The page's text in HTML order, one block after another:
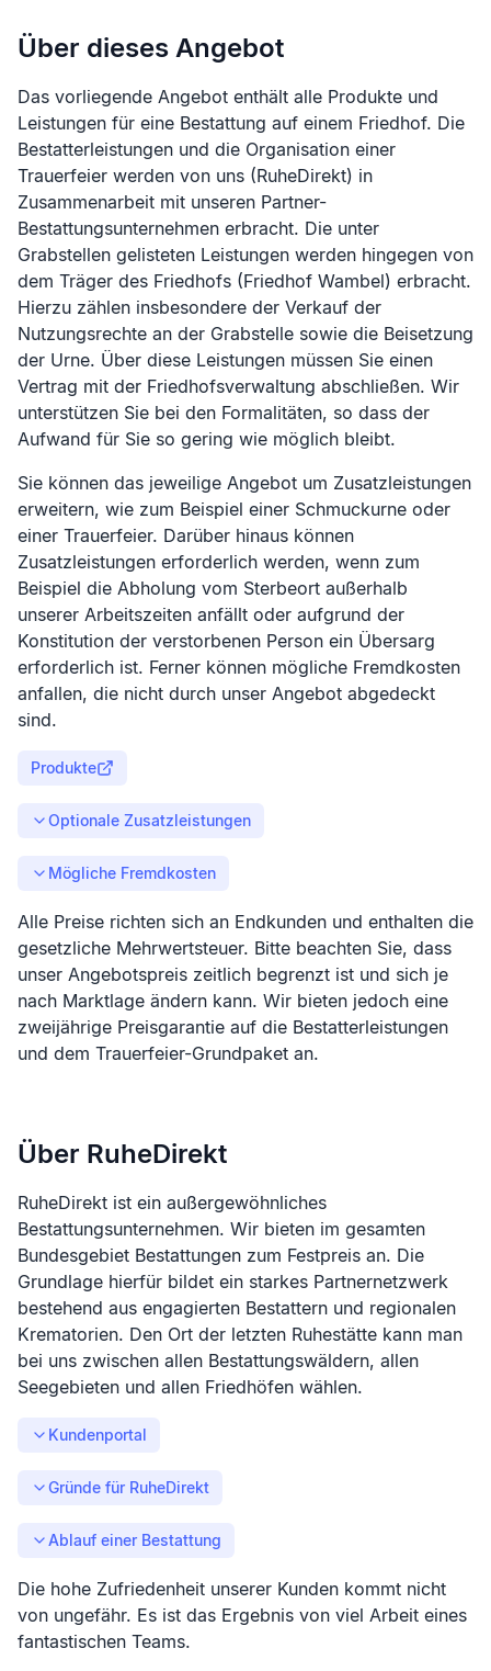
Über dieses Angebot
Das vorliegende Angebot enthält alle Produkte und
Leistungen für eine Bestattung auf einem Friedhof. Die
Bestatterleistungen und die Organisation einer
Trauerfeier werden von uns (RuheDirekt) in
Zusammenarbeit mit unseren Partner-
Bestattungsunternehmen erbracht. Die unter
Grabstellen gelisteten Leistungen werden hingegen von
dem Träger des Friedhofs (Friedhof Wambel) erbracht.
Hierzu zählen insbesondere der Verkauf der
Nutzungsrechte an der Grabstelle sowie die Beisetzung
der Urne. Über diese Leistungen müssen Sie einen
Vertrag mit der Friedhofsverwaltung abschließen. Wir
unterstützen Sie bei den Formalitäten, so dass der
Aufwand für Sie so gering wie möglich bleibt.
Sie können das jeweilige Angebot um Zusatzleistungen
erweitern, wie zum Beispiel einer Schmuckurne oder
einer Trauerfeier. Darüber hinaus können
Zusatzleistungen erforderlich werden, wenn zum
Beispiel die Abholung vom Sterbeort außerhalb
unserer Arbeitszeiten anfällt oder aufgrund der
Konstitution der verstorbenen Person ein Übersarg
erforderlich ist. Ferner können mögliche Fremdkosten
anfallen, die nicht durch unser Angebot abgedeckt
sind.
Produkte
Optionale Zusatzleistungen
Mögliche Fremdkosten
Alle Preise richten sich an Endkunden und enthalten die
gesetzliche Mehrwertsteuer. Bitte beachten Sie, dass
unser Angebotspreis zeitlich begrenzt ist und sich je
nach Marktlage ändern kann. Wir bieten jedoch eine
zweijährige Preisgarantie auf die Bestatterleistungen
und dem Trauerfeier-Grundpaket an.
Über RuheDirekt
RuheDirekt ist ein außergewöhnliches
Bestattungsunternehmen. Wir bieten im gesamten
Bundesgebiet Bestattungen zum Festpreis an. Die
Grundlage hierfür bildet ein starkes Partnernetzwerk
bestehend aus engagierten Bestattern und regionalen
Krematorien. Den Ort der letzten Ruhestätte kann man
bei uns zwischen allen Bestattungswäldern, allen
Seegebieten und allen Friedhöfen wählen.
Kundenportal
Gründe für RuheDirekt
Ablauf einer Bestattung
Die hohe Zufriedenheit unserer Kunden kommt nicht
von ungefähr. Es ist das Ergebnis von viel Arbeit eines
fantastischen Teams.